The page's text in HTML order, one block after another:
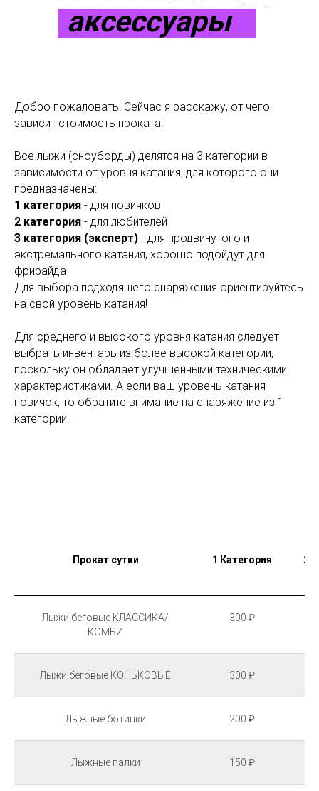
аксессуары
Добро пожаловать! Сейчас я расскажу, от чего
зависит стоимость проката!
Все лыжи (сноуборды) делятся на 3 категории в
зависимости от уровня катания, для которого они
предназначены:
1 категория - для новичков
2 категория - для любителей
3 категория (эксперт) - для продвинутого и
экстремального катания, хорошо подойдут для
фрирайда
Для выбора подходящего снаряжения ориентируйтесь
на свой уровень катания!
Для среднего и высокого уровня катания следует
выбрать инвентарь из более высокой категории,
поскольку он обладает улучшенными техническими
характеристиками. А если ваш уровень катания
новичок, то обратите внимание на снаряжение из 1
категории!
Прокат сутки 1 Категория 2
Лыжи беговые КЛАССИКА/
КОМБИ
300 ₽
Лыжи беговые КОНЬКОВЫЕ 300 ₽
Лыжные ботинки 200 ₽
Лыжные палки 150 ₽